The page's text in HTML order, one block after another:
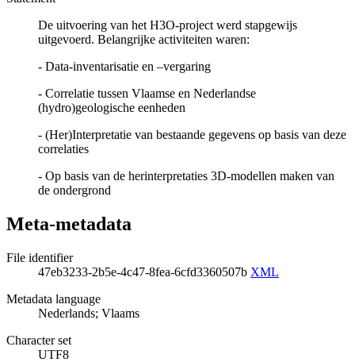
De uitvoering van het H3O-project werd stapgewijs
uitgevoerd. Belangrijke activiteiten waren:
- Data-inventarisatie en –vergaring
- Correlatie tussen Vlaamse en Nederlandse
(hydro)geologische eenheden
- (Her)Interpretatie van bestaande gegevens op basis van deze
correlaties
- Op basis van de herinterpretaties 3D-modellen maken van
de ondergrond
Meta-metadata
File identifier
47eb3233-2b5e-4c47-8fea-6cfd3360507b XML
Metadata language
Nederlands; Vlaams
Character set
UTF8